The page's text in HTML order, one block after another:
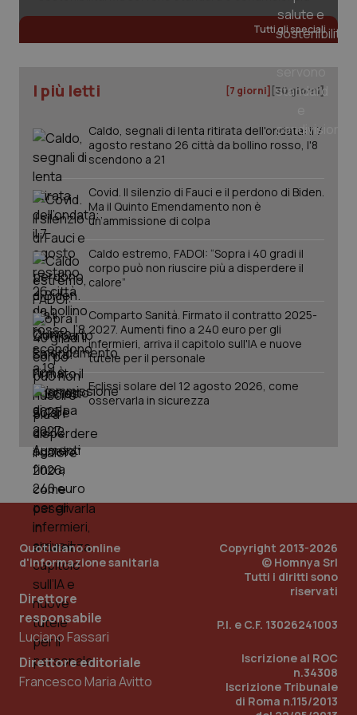
Tutti gli speciali
I più letti [7 giorni] [30 giorni]
Caldo, segnali di lenta ritirata dell'ondata: il 7
agosto restano 26 città da bollino rosso, l'8
scendono a 21
Covid. Il silenzio di Fauci e il perdono di Biden.
Ma il Quinto Emendamento non è
un’ammissione di colpa
Caldo estremo, FADOI: “Sopra i 40 gradi il
corpo può non riuscire più a disperdere il
calore”
Comparto Sanità. Firmato il contratto 2025-
2027. Aumenti fino a 240 euro per gli
infermieri, arriva il capitolo sull'IA e nuove
tutele per il personale
Eclissi solare del 12 agosto 2026, come
osservarla in sicurezza
Quotidiano online
d'informazione sanitaria
Direttore
responsabile
Luciano Fassari
Direttore editoriale
Francesco Maria Avitto
Copyright 2013-2026
© Homnya Srl
Tutti i diritti sono
riservati
P.I. e C.F. 13026241003
Iscrizione al ROC
n.34308
Iscrizione Tribunale
di Roma n.115/2013
5
tracking-sites-ironfish-
tracking-enable
tracking-sites-ironfish-
session-id
www.quotidianosanita.it